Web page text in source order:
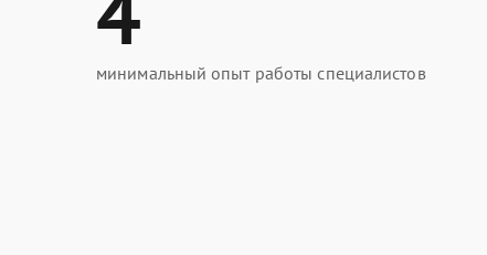
минимальный опыт работы специалистов